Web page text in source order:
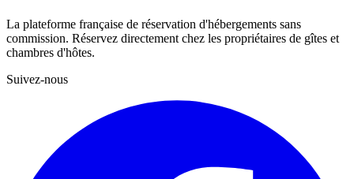
La plateforme française de réservation d'hébergements sans
commission. Réservez directement chez les propriétaires de gîtes et
chambres d'hôtes.
Suivez-nous